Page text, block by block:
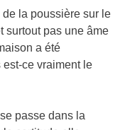
de la poussière sur le
surtout pas une âme
a été
ce vraiment le
passe dans la